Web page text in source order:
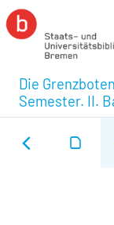
Die Grenzboten
Semester. II.